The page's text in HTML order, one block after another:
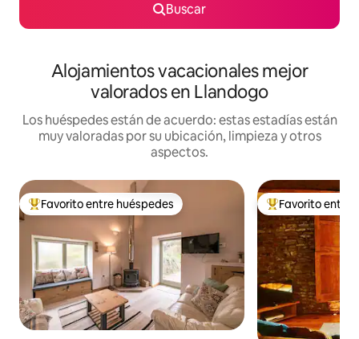
Buscar
Alojamientos vacacionales mejor
valorados en Llandogo
Los huéspedes están de acuerdo: estas estadías están
muy valoradas por su ubicación, limpieza y otros
aspectos.
Favorito entre huéspedes preferido
Favorito entre huéspedes Favorito entre
Favorito entre